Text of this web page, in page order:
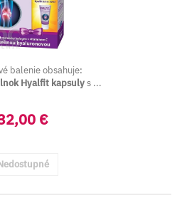
balenie obsahuje:
Hyalfit kapsulys ...
€